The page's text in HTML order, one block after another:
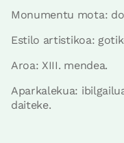
Monumentu mota:
Estilo artistikoa:
Aroa: XIII. mendea.
Aparkalekua:
daiteke.